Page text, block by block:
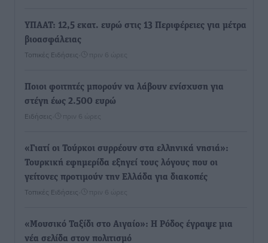
ΥΠΑΑΤ: 12,5 εκατ. ευρώ στις 13 Περιφέρειες για μέτρα
βιοασφάλειας
Τοπικές Ειδήσεις πριν 6 ώρες
Ποιοι φοιτητές μπορούν να λάβουν ενίσχυση για
στέγη έως 2.500 ευρώ
Ειδήσεις πριν 6 ώρες
«Γιατί οι Τούρκοι συρρέουν στα ελληνικά νησιά»:
Τουρκική εφημερίδα εξηγεί τους λόγους που οι
γείτονες προτιμούν την Ελλάδα για διακοπές
Τοπικές Ειδήσεις πριν 6 ώρες
«Μουσικό Ταξίδι στο Αιγαίο»: Η Ρόδος έγραψε μια
νέα σελίδα στον πολιτισμό